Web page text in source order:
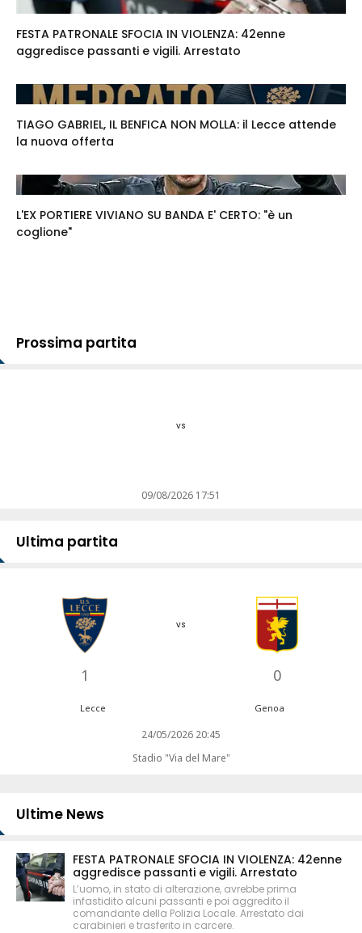
FESTA PATRONALE SFOCIA IN VIOLENZA: 42enne
aggredisce passanti e vigili. Arrestato
TIAGO GABRIEL, IL BENFICA NON MOLLA: il Lecce attende
la nuova offerta
L'EX PORTIERE VIVIANO SU BANDA E' CERTO: "è un
coglione"
Prossima partita
vs
09/08/2026 17:51
Ultima partita
1
vs
0
Lecce Genoa
24/05/2026 20:45
Stadio "Via del Mare"
Ultime News
FESTA PATRONALE SFOCIA IN VIOLENZA: 42enne
aggredisce passanti e vigili. Arrestato
L’uomo, in stato di alterazione, avrebbe prima
infastidito alcuni passanti e poi aggredito il
comandante della Polizia Locale. Arrestato dai
carabinieri e trasferito in carcere.